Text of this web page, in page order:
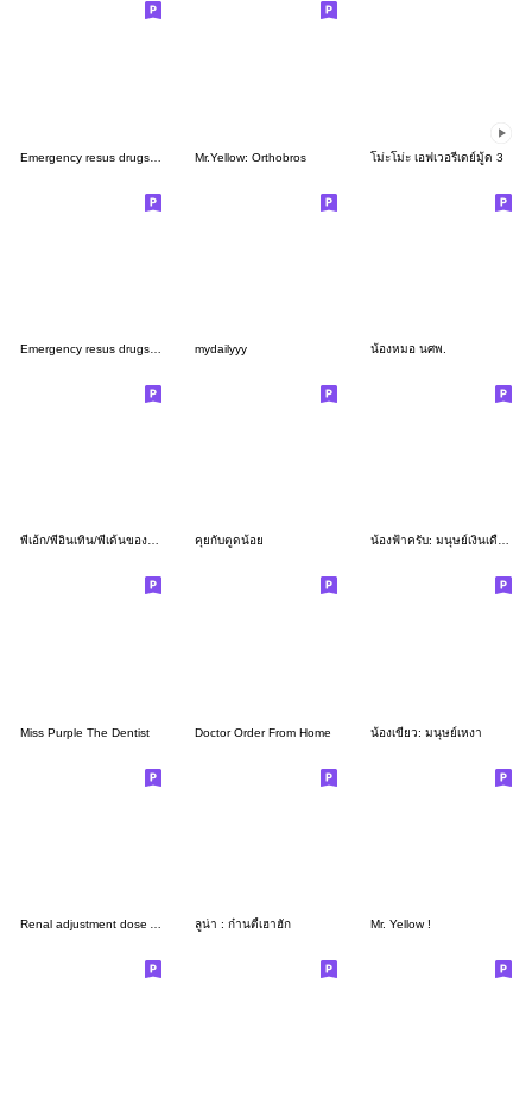
Mr.Yellow: Orthobros โม่ะโม่ะ เอฟเวอรี่เดย์มู้ด 3
mydailyyy น้องหมอ นศพ.
พี่เอ้ก/พี่อินเทิน/พี่เด้นของน้องๆ คุยกับตูดน้อย น้องฟ้าครับ: มนุษย์เงินเดือน
Miss Purple The Dentist Doctor Order From Home น้องเขียว: มนุษย์เหงา
ลูน่า : ก๋านตี้เฮาฮัก Mr. Yellow !